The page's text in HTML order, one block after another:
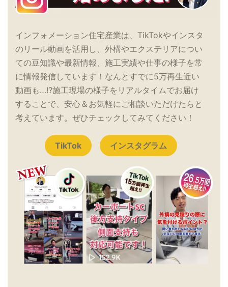
インフォメーション住宅産業は、TikTokやインスタ
のリール動画を活用し、外構やエクステリアについ
ての豆知識や最新情報、施工実績や仕事の様子を常
に情報発信しています！なんとすでに5万再生近い
動画も…!?施工現場の様子をリアルタイムでお届け
することで、安心＆お気軽にご相談いただけたらと
考えています。ぜひチェックしてみてください！
TikTok インスタグラム